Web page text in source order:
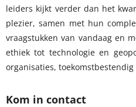
Kom in contact
leiders kijkt verder dan het
plezier, samen met hun
vraagstukken van vandaag en
ethiek tot technologie en
organisaties,